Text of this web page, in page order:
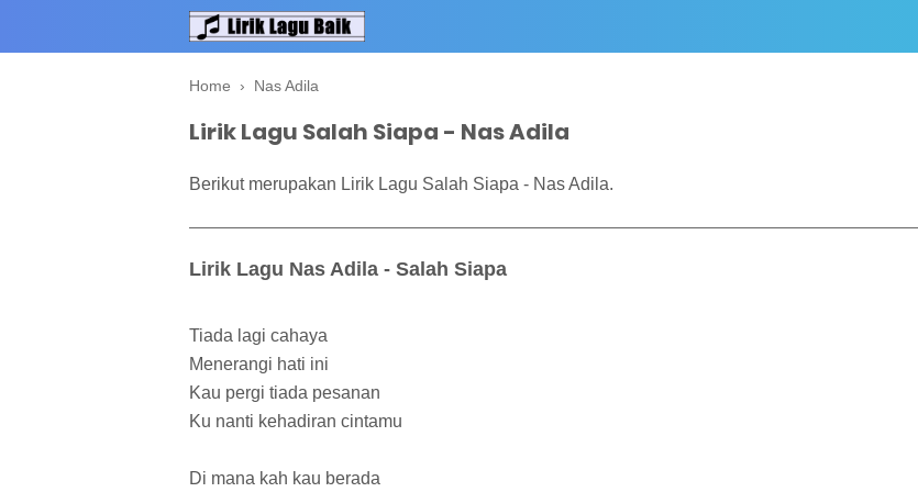
Home › Nas Adila
Lirik Lagu Salah Siapa - Nas Adila
Berikut merupakan Lirik Lagu Salah Siapa - Nas Adila.
Lirik Lagu Nas Adila - Salah Siapa
Tiada lagi cahaya
Menerangi hati ini
Kau pergi tiada pesanan
Ku nanti kehadiran cintamu
Di mana kah kau berada